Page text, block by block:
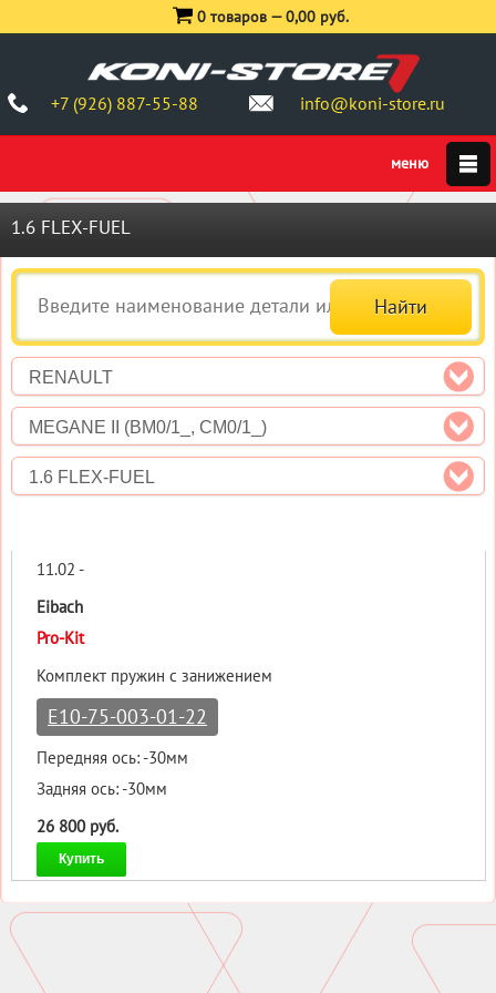
+7 (926) 887-55-88 info@koni-store.ru
0 товаров —0,00 руб.
1.6 FLEX-FUEL
RENAULT
MEGANE II (BM0/1_, CM0/1_)
1.6 FLEX-FUEL
11.02 -
Eibach
Pro-Kit
Комплект пружин с занижением
E10-75-003-01-22
Передняя ось: -30мм
Задняя ось: -30мм
26 800 руб.
Купить